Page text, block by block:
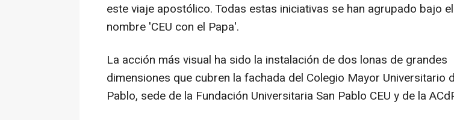
este viaje apostólico. Todas estas iniciativas se han agrupado bajo el
nombre 'CEU con el Papa'.
La acción más visual ha sido la instalación de dos lonas de grandes
dimensiones que cubren la fachada del Colegio Mayor Universitario
Pablo, sede de la Fundación Universitaria San Pablo CEU y de la